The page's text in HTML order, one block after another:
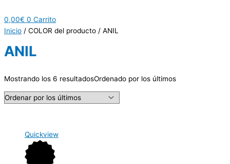
0,00€ 0 Carrito
Inicio / COLOR del producto / ANIL
ANIL
Mostrando los 6 resultadosOrdenado por los últimos
Quickview